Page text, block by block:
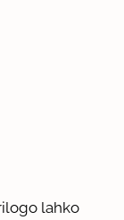
lahko